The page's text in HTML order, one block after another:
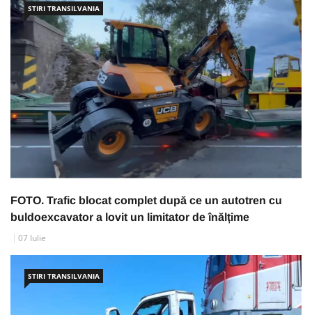
STIRI TRANSILVANIA
FOTO. Trafic blocat complet după ce un autotren cu
buldoexcavator a lovit un limitator de înălțime
07 Iulie
STIRI TRANSILVANIA